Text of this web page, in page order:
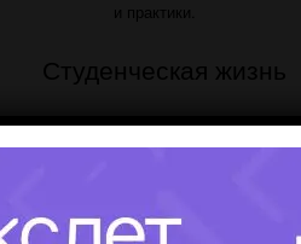
и практики.
Студенческая жизнь
Айти Колледж также уделяет
студенческим мероприятиям,
Присоединяйтесь к Айти